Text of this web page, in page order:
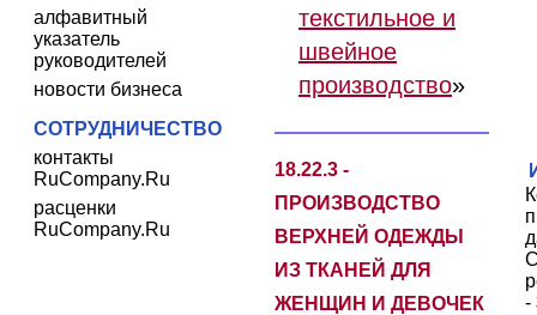
алфавитный
указатель
руководителей
новости бизнеса
СОТРУДНИЧЕСТВО
контакты
RuCompany.Ru
расценки
RuCompany.Ru
текстильное и
швейное
производство»
18.22.3 -
ПРОИЗВОДСТВО
ВЕРХНЕЙ ОДЕЖДЫ
ИЗ ТКАНЕЙ ДЛЯ
ЖЕНЩИН И ДЕВОЧЕК
-